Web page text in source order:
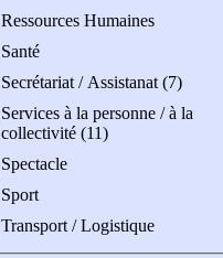
Ressources Humaines
Santé
Secrétariat / Assistanat (7)
Services à la personne / à la
collectivité (11)
Spectacle
Sport
Transport / Logistique